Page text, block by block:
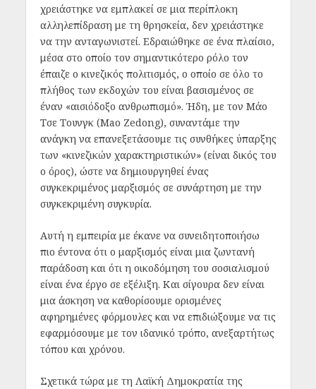
χρειάστηκε να εμπλακεί σε μια περίπλοκη
αλληλεπίδραση με τη θρησκεία, δεν χρειάστηκε
να την ανταγωνιστεί. Εδραιώθηκε σε ένα πλαίσιο,
μέσα στο οποίο τον σημαντικότερο ρόλο τον
έπαιζε ο κινεζικός πολιτισμός, ο οποίο σε όλο το
πλήθος των εκδοχών του είναι βασισμένος σε
έναν «αισιόδοξο ανθρωπισμό». Ήδη, με τον Μάο
Τσε Τουνγκ (Mao Zedong), συναντάμε την
ανάγκη να επανεξετάσουμε τις συνθήκες ύπαρξης
των «κινεζικών χαρακτηριστικών» (είναι δικός του
ο όρος), ώστε να δημιουργηθεί ένας
συγκεκριμένος μαρξισμός σε συνάρτηση με την
συγκεκριμένη συγκυρία.
Αυτή η εμπειρία με έκανε να συνειδητοποιήσω
πιο έντονα ότι ο μαρξισμός είναι μια ζωντανή
παράδοση και ότι η οικοδόμηση του σοσιαλισμού
είναι ένα έργο σε εξέλιξη. Και σίγουρα δεν είναι
μια άσκηση να καθορίσουμε ορισμένες
αφηρημένες φόρμουλες και να επιδιώξουμε να τις
εφαρμόσουμε με τον ιδανικό τρόπο, ανεξαρτήτως
τόπου και χρόνου.
Σχετικά τώρα με τη Λαϊκή Δημοκρατία της